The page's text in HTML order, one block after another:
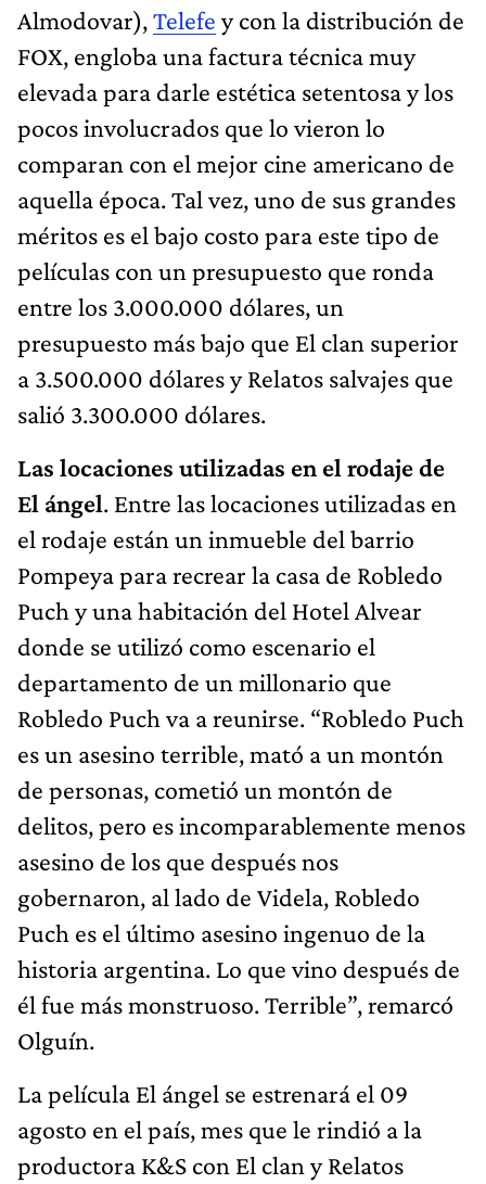
Almodovar),Telefe y con la distribución de
FOX, engloba una factura técnica muy
elevada para darle estética setentosa y los
pocos involucrados que lo vieron lo
comparan con el mejor cine americano de
aquella época. Tal vez, uno de sus grandes
méritos es el bajo costo para este tipo de
películas con un presupuesto que ronda
entre los 3.000.000 dólares, un
presupuesto más bajo que El clan superior
a 3.500.000 dólares y Relatos salvajes que
salió 3.300.000 dólares.
Las locaciones utilizadas en el rodaje de
El ángel. Entre las locaciones utilizadas en
el rodaje están un inmueble del barrio
Pompeya para recrear la casa de Robledo
Puch y una habitación del Hotel Alvear
donde se utilizó como escenario el
departamento de un millonario que
Robledo Puch va a reunirse. “Robledo Puch
es un asesino terrible, mató a un montón
de personas, cometió un montón de
delitos, pero es incomparablemente menos
asesino de los que después nos
gobernaron, al lado de Videla, Robledo
Puch es el último asesino ingenuo de la
historia argentina. Lo que vino después de
él fue más monstruoso. Terrible”, remarcó
Olguín.
La película El ángel se estrenará el 09
agosto en el país, mes que le rindió a la
productora K&S con El clan y Relatos